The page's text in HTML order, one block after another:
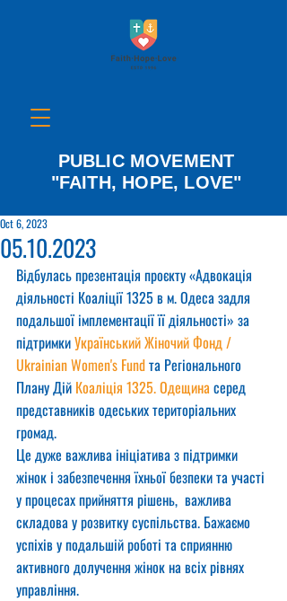
PUBLIC MOVEMENT
"FAITH, HOPE, LOVE"
05.10.2023
Oct 6, 2023
Відбулась презентація проєкту «Адвокація
діяльності Коаліції 1325 в м. Одеса задля
подальшої імплементації її діяльності» за
підтримки Український Жіночий Фонд /
Ukrainian Women's Fund та Регіонального
Плану Дій Коаліція 1325. Одещина серед
представників одеських територіальних
громад.
Це дуже важлива ініціатива з підтримки
жінок і забезпечення їхньої безпеки та участі
у процесах прийняття рішень,  важлива
складова у розвитку суспільства. Бажаємо
успіхів у подальшій роботі та сприянню
активного долучення жінок на всіх рівнях
управління.